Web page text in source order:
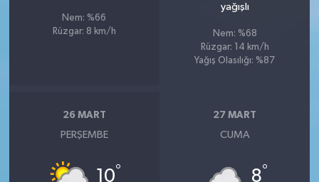
Nem: %66
Rüzgar: 8 km/h
yağışlı
Nem: %68
Rüzgar: 14 km/h
Yağış Olasılığı: %87
26 MART
PERŞEMBE
10°
27 MART
CUMA
8°